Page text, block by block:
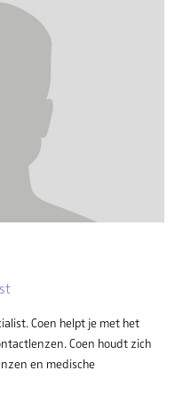
Coen helpt je met het
Coen houdt zich
en medische